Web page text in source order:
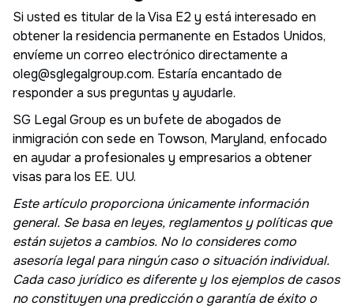
Si usted es titular de la Visa E2 y está interesado en
obtener la residencia permanente en Estados Unidos,
envíeme un correo electrónico directamente a
oleg@sglegalgroup.com. Estaría encantado de
responder a sus preguntas y ayudarle.
SG Legal Group es un bufete de abogados de
inmigración con sede en Towson, Maryland, enfocado
en ayudar a profesionales y empresarios a obtener
visas para los EE. UU.
Este artículo proporciona únicamente información
general. Se basa en leyes, reglamentos y políticas que
están sujetos a cambios. No lo consideres como
asesoría legal para ningún caso o situación individual.
Cada caso jurídico es diferente y los ejemplos de casos
no constituyen una predicción o garantía de éxito o